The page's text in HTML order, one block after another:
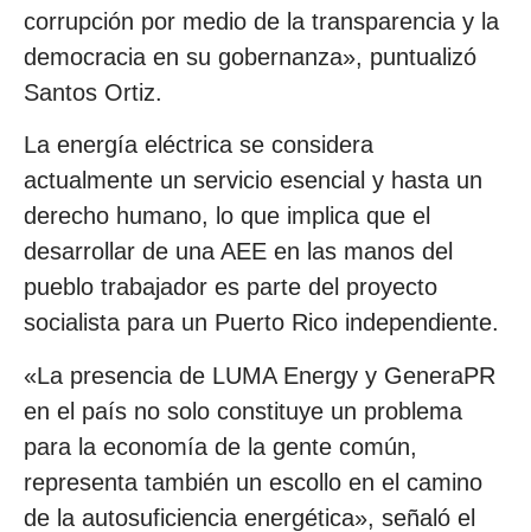
corrupción por medio de la transparencia y la
democracia en su gobernanza», puntualizó
Santos Ortiz.
La energía eléctrica se considera
actualmente un servicio esencial y hasta un
derecho humano, lo que implica que el
desarrollar de una AEE en las manos del
pueblo trabajador es parte del proyecto
socialista para un Puerto Rico independiente.
«La presencia de LUMA Energy y GeneraPR
en el país no solo constituye un problema
para la economía de la gente común,
representa también un escollo en el camino
de la autosuficiencia energética», señaló el